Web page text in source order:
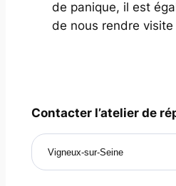
de panique, il est
de nous rendre visite
Contacter l’atelier de